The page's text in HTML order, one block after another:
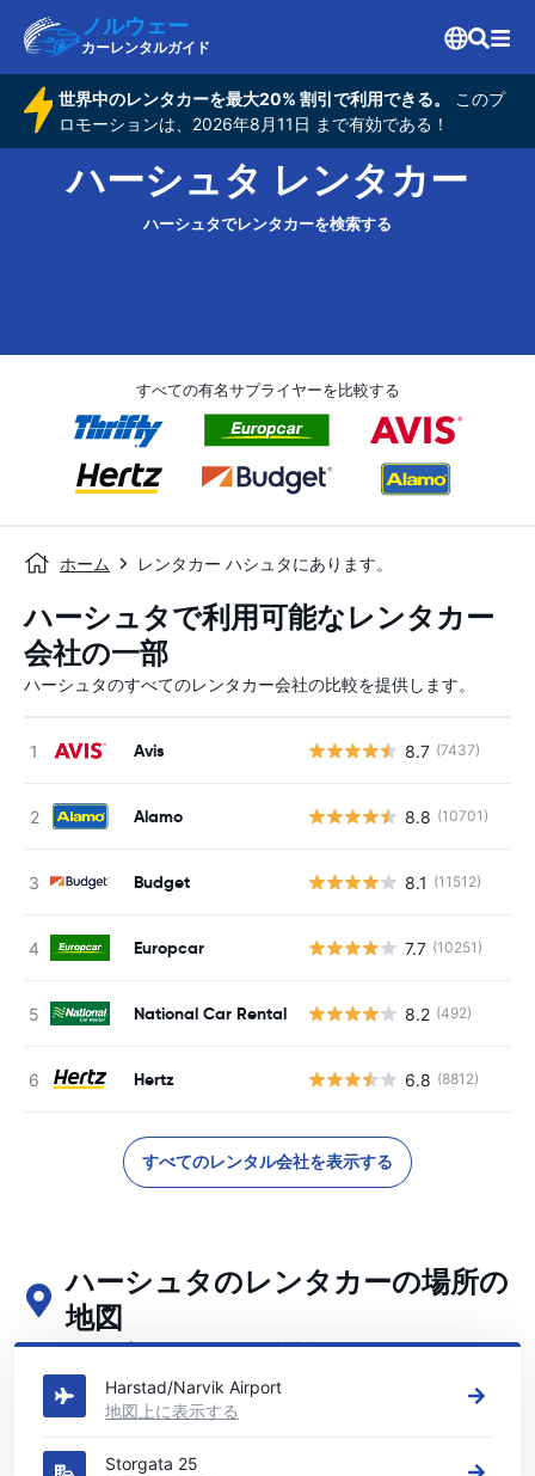
ノルウェー
カーレンタルガイド
世界中のレンタカーを最大20% 割引で利用できる。
このプ
ロモーションは、2026年8月11日 まで有効である！
ハーシュタ レンタカー
ハーシュタでレンタカーを検索する
すべての有名サプライヤーを比較する
ホーム レンタカー ハシュタにあります。
ハーシュタで利用可能なレンタカー
会社の一部
ハーシュタのすべてのレンタカー会社の比較を提供します。
Avis 8.7 (7437)
Alamo 8.8 (10701)
Budget 8.1 (11512)
Europcar 7.7 (10251)
National Car Rental 8.2 (492)
Hertz 6.8 (8812)
すべてのレンタル会社を表示する
ハーシュタのレンタカーの場所の
地図
ハーシュタの主要なレンタカーの場所をご覧ください
Harstad/Narvik Airport
地図上に表示する
Storgata 25